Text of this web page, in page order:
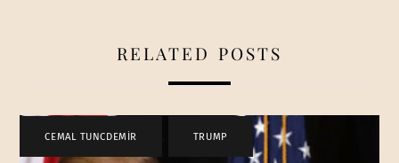
RELATED POSTS
CEMAL TUNCDEMİR TRUMP